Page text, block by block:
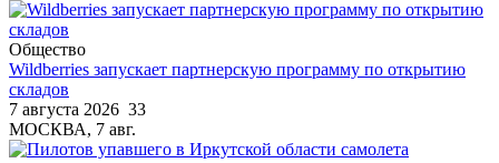
Общество
Wildberries запускает партнерскую программу по открытию
складов
7 августа 2026 33
МОСКВА, 7 авг.